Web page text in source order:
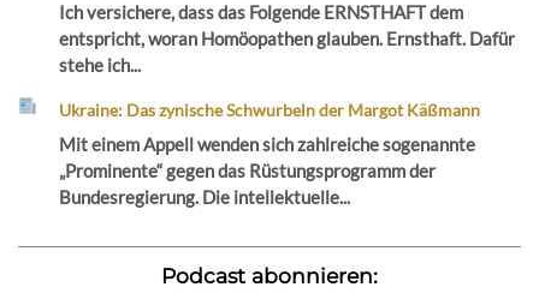
Ich versichere, dass das Folgende ERNSTHAFT dem
entspricht, woran Homöopathen glauben. Ernsthaft. Dafür
stehe ich...
Ukraine: Das zynische Schwurbeln der Margot Käßmann
Mit einem Appell wenden sich zahlreiche sogenannte
„Prominente“ gegen das Rüstungsprogramm der
Bundesregierung. Die intellektuelle...
Podcast abonnieren: